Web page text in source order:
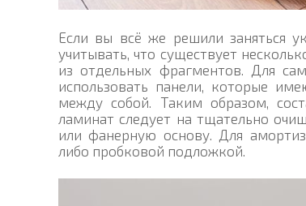
Если вы всё же решили заняться
учитывать, что существует
из отдельных фрагментов. Для
использовать панели, которые
между собой. Таким образом,
ламинат следует на тщательно
или фанерную основу. Для
либо пробковой подложкой.